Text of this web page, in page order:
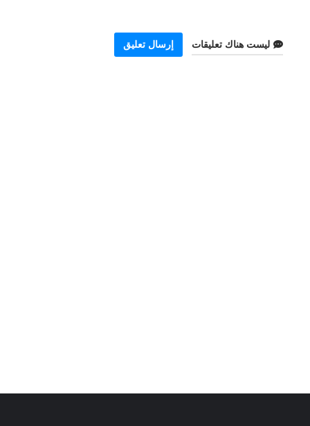
ليست هناك تعليقات إرسال تعليق